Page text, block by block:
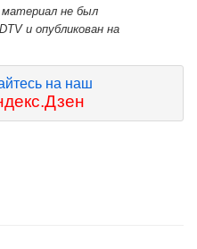
материал не был
и опубликован на
на наш